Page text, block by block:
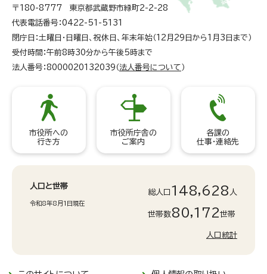
〒180-8777 東京都武蔵野市緑町2-2-28
代表電話番号：0422-51-5131
閉庁日：土曜日・日曜日、祝休日、年末年始（12月29日から1月3日まで）
受付時間：午前8時30分から午後5時まで
法人番号：8000020132039（ 法人番号について ）
市役所への
行き方
市役所庁舎の
ご案内
各課の
仕事・連絡先
人口と世帯
令和8年8月1日現在
総人口 148,628 人
世帯数80,172世帯
人口統計